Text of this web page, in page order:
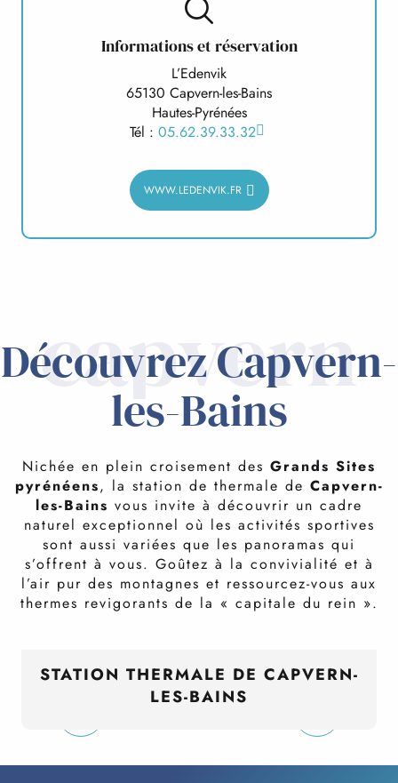
Informations et réservation
L’Edenvik
65130 Capvern-les-Bains
Hautes-Pyrénées
Tél : 05.62.39.33.32
WWW.LEDENVIK.FR
capvern
Découvrez Capvern-
les-Bains
Nichée en plein croisement des Grands Sites
pyrénéens, la station de thermale de Capvern-
les-Bains vous invite à découvrir un cadre
naturel exceptionnel où les activités sportives
sont aussi variées que les panoramas qui
s’offrent à vous. Goûtez à la convivialité et à
l’air pur des montagnes et ressourcez-vous aux
thermes revigorants de la « capitale du rein ».
STATION THERMALE DE CAPVERN-
LES-BAINS